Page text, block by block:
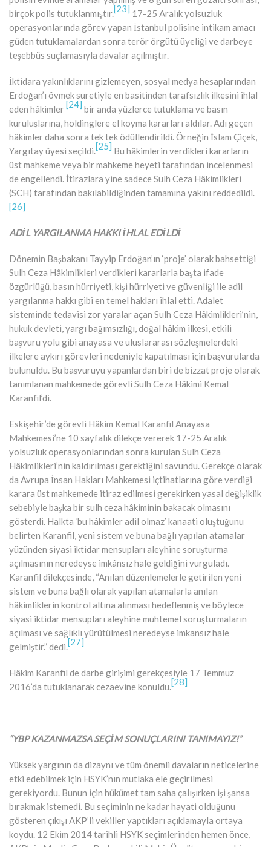
birçok polis tutuklanmıştır.[23] 17-25 Aralık yolsuzluk
operasyonlarında görev yapan İstanbul polisine intikam amacı
güden tutuklamalardan sonra terör örgütü üyeliği ve darbeye
teşebbüs suçlamasıyla davalar açılmıştır.
İktidara yakınlıklarını gizlemeyen, sosyal medya hesaplarından
Erdoğan’ı övmek suretiyle en basitinden tarafsızlık ilkesini ihlal
eden hâkimler [24] bir anda yüzlerce tutuklama ve basın
kuruluşlarına, holdinglere el koyma kararları aldılar. Adı geçen
hâkimler daha sonra tek tek ödüllendirildi. Örneğin İslam Çiçek,
Yargıtay üyesi seçildi.[25] Bu hâkimlerin verdikleri kararların
üst mahkeme veya bir mahkeme heyeti tarafından incelenmesi
de engellendi. İtirazlara yine sadece Sulh Ceza Hâkimlikleri
(SCH) tarafından bakılabildiğinden tamamına yakını reddedildi.
[26]
ADİL YARGILANMA HAKKI İHLAL EDİLDİ
Dönemin Başbakanı Tayyip Erdoğan’ın ‘proje’ olarak bahsettiği
Sulh Ceza Hâkimlikleri verdikleri kararlarla başta ifade
özgürlüğü, basın hürriyeti, kişi hürriyeti ve güvenliği ile adil
yargılanma hakkı gibi en temel hakları ihlal etti. Adalet
sisteminde tedavisi zor yaralar açan Sulh Ceza Hâkimlikleri’nin,
hukuk devleti, yargı bağımsızlığı, doğal hâkim ilkesi, etkili
başvuru yolu gibi anayasa ve uluslararası sözleşmelerdeki
ilkelere aykırı görevleri nedeniyle kapatılması için başvurularda
bulunuldu. Bu başvuruyu yapanlardan biri de bizzat proje olarak
tanımlanan mahkemede görevli Sulh Ceza Hâkimi Kemal
Karanfil’di.
Eskişehir’de görevli Hâkim Kemal Karanfil Anayasa
Mahkemesi’ne 10 sayfalık dilekçe vererek 17-25 Aralık
yolsuzluk operasyonlarından sonra kurulan Sulh Ceza
Hâkimlikleri’nin kaldırılması gerektiğini savundu. Gerekçe olarak
da Avrupa İnsan Hakları Mahkemesi içtihatlarına göre verdiği
karara üst mahkemede itiraz edilmesi gerekirken yasal değişiklik
sebebiyle başka bir sulh ceza hâkiminin bakacak olmasını
gösterdi. Halkta ‘bu hâkimler adil olmaz’ kanaati oluştuğunu
belirten Karanfil, yeni sistem ve buna bağlı yapılan atamalar
yüzünden siyasi iktidar mensupları aleyhine soruşturma
açılmasının neredeyse imkânsız hale geldiğini vurguladı.
Karanfil dilekçesinde, “Anılan düzenlemelerle getirilen yeni
sistem ve buna bağlı olarak yapılan atamalarla anılan
hâkimliklerin kontrol altına alınması hedeflenmiş ve böylece
siyasi iktidar mensupları aleyhine muhtemel soruşturmaların
açılması ve sağlıklı yürütülmesi neredeyse imkansız hale
gelmiştir.” dedi.[27]
Hâkim Karanfil de darbe girişimi gerekçesiyle 17 Temmuz
2016’da tutuklanarak cezaevine konuldu.[28]
“YBP KAZANMAZSA SEÇİM SONUÇLARINI TANIMAYIZ!”
Yüksek yargının da dizaynı ve tüm önemli davaların neticelerine
etki edebilmek için HSYK’nın mutlaka ele geçirilmesi
gerekiyordu. Bunun için hükümet tam saha çalışırken işi şansa
bırakmak istemedi. Bu seçiminin ne kadar hayati olduğunu
gösteren çıkışı AKP’li vekiller yaptıkları açıklamayla ortaya
koydu. 12 Ekim 2014 tarihli HSYK seçimlerinden hemen önce,